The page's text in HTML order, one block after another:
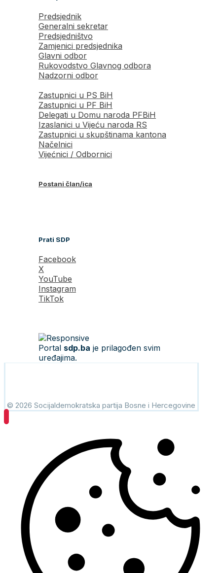
Predsjednik
Generalni sekretar
Predsjedništvo
Zamjenici predsjednika
Glavni odbor
Rukovodstvo Glavnog odbora
Nadzorni odbor
Zastupnici u PS BiH
Zastupnici u PF BiH
Delegati u Domu naroda PFBiH
Izaslanici u Vijeću naroda RS
Zastupnici u skupštinama kantona
Načelnici
Vijećnici / Odbornici
Postani član/ica
Prati SDP
Facebook
X
YouTube
Instagram
TikTok
Portal sdp.ba je prilagođen svim
uređajima.
© 2026 Socijaldemokratska partija Bosne i Hercegovine